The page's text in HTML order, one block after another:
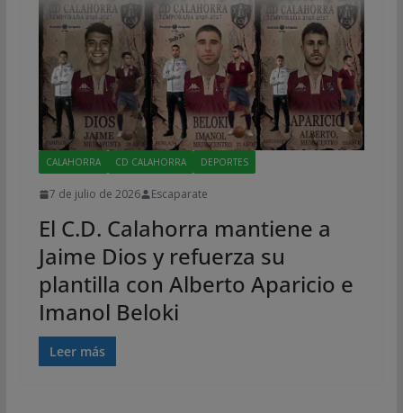
CALAHORRA CD CALAHORRA DEPORTES
7 de julio de 2026 Escaparate
El C.D. Calahorra mantiene a
Jaime Dios y refuerza su
plantilla con Alberto Aparicio e
Imanol Beloki
Leer más